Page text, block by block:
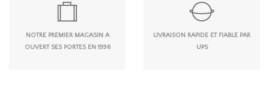
NOTRE PREMIER MAGASIN A
OUVERT SES PORTES EN 1996
LIVRAISON RAPIDE ET FIABLE PAR
UPS